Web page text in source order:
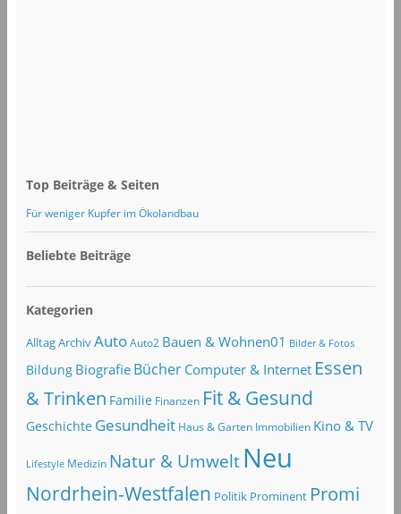
Top Beiträge & Seiten
Für weniger Kupfer im Ökolandbau
Beliebte Beiträge
Kategorien
AlltagArchivAuto Auto2 Bauen & Wohnen01 Bilder & Fotos
Bildung Biografie Bücher Computer & Internet Essen
& Trinken Familie Finanzen Fit & Gesund
Geschichte Gesundheit Haus & Garten Immobilien Kino & TV
Lifestyle Medizin Natur & Umwelt Neu
Nordrhein-Westfalen Politik Prominent Promi